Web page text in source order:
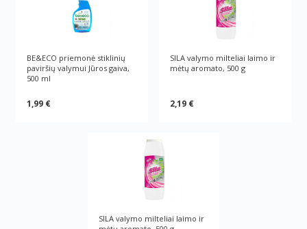
BE&ECO priemonė stiklinių
paviršių valymui Jūros gaiva,
500 ml
1,99 €
SILA valymo milteliai laimo ir
mėtų aromato, 500 g
2,19 €
SILA valymo milteliai laimo ir